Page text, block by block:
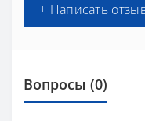
+ Написать
Вопросы (0)